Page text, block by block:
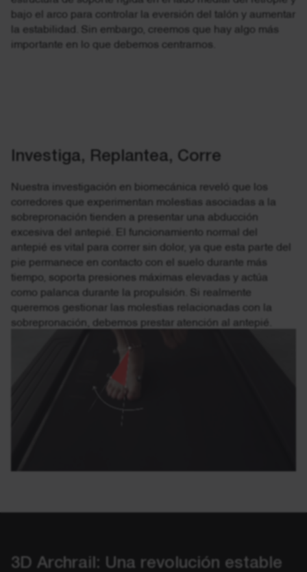
bajo el arco para controlar la eversión del talón y aumentar
la estabilidad. Sin embargo, creemos que hay algo más
importante en lo que debemos centrarnos.
Investiga, Replantea, Corre
Nuestra investigación en biomecánica reveló que los
corredores que experimentan molestias asociadas a la
sobrepronación tienden a presentar una abducción
excesiva del antepié. El funcionamiento normal del
antepié es vital para correr sin dolor, ya que esta parte del
pie permanece en contacto con el suelo durante más
tiempo, soporta presiones máximas elevadas y actúa
como palanca durante la propulsión. Si realmente
queremos gestionar las molestias relacionadas con la
sobrepronación, debemos prestar atención al antepié.
3D Archrail: Una revolución estable